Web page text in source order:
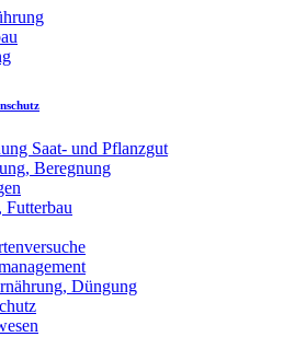
Saat- und Pflanzgut
Beregnung
Futterbau
Düngung